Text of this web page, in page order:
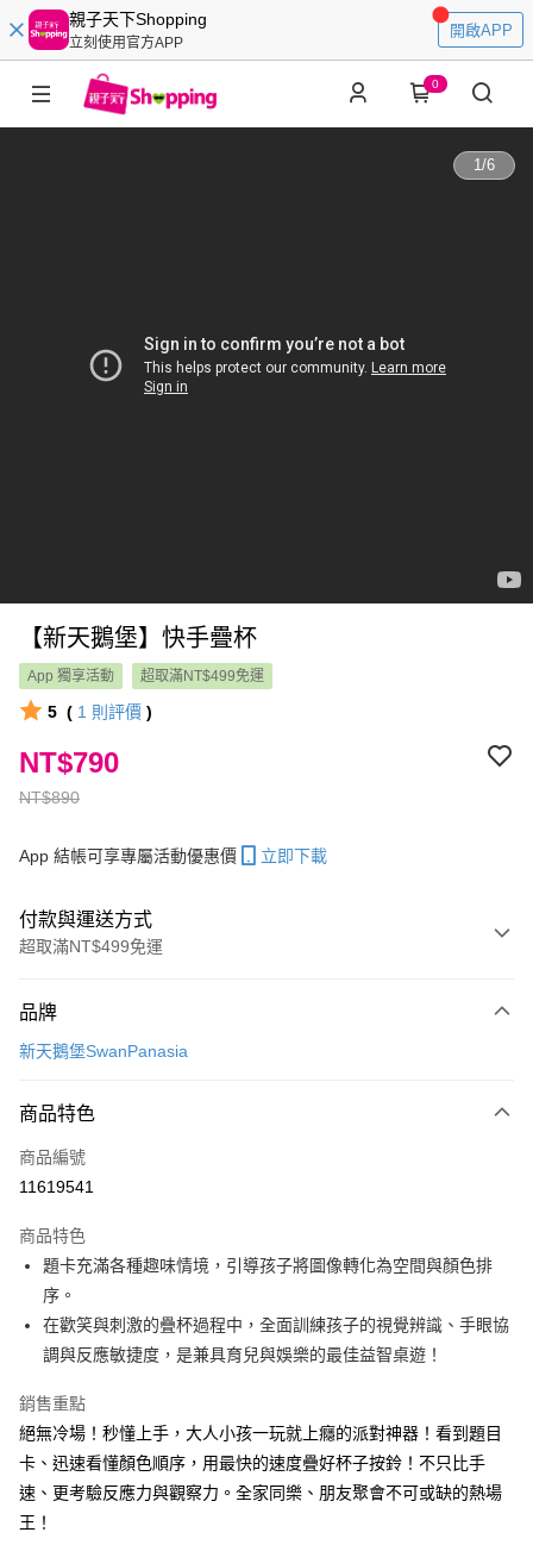
親子天下Shopping
立刻使用官方APP
開啟APP
0
1/6
【新天鵝堡】快手疊杯
App 獨享活動 超取滿NT$499免運
5 ( 1 則評價 )
NT$890
NT$790
App 結帳可享專屬活動優惠價 立即下載
付款與運送方式
超取滿NT$499免運
信用卡一次付款
Apple Pay
大哥付你分期
相關說明
1.本服務由台灣大哥大提供，台灣大哥大用戶可立即使用無須另外申請。
2.付款方式選擇「大哥付你分期」，訂單成立後會自動跳轉到大哥付的交易
流程，驗證手機門號後，選擇欲分期的期數、繳款截止日，確認付款後即完
成交易。
3.實際核准額度、可分期數及費用金額請依後續交易確認頁面所載為準。
4.訂單成立30分鐘內，如未前往確認交易或遇審核未通過，訂單將自動取
消。如遇「轉專審核」未通過狀況，表示未達大哥付你分期系統評分，恕無
【繳款方式說明】
1.分期款項不併入電信帳單，「大哥付你分期」於每月結算日後寄送繳費提
2.透過簡訊連結打開帳單後，可選擇「超商條碼／台灣大直營門市／銀行轉
帳／街口支付／iPASS MONEY」等通路繳費。
AFTEE先享後付
相關說明
【關於「AFTEE先享後付」】
便利好安心！
１．簡單：不需註冊會員、不需綁卡、不需儲值。
３．安心：先確認商品／服務後，再付款。
【「AFTEE先享後付」結帳流程】
１．於結帳方式選擇「AFTEE先享後付」後，將跳轉至「AFTEE先享後付」
結帳頁面，進行簡訊認證並確認金額後，即可完成結帳。
２．訂單成立數日內，您將收到繳費通知簡訊。
３．收到繳費通知簡訊後14天內，點擊此簡訊中的連結，可透過四大超商／
ATM付款
運送方式
付款後全家取貨｜8/8-8/14運費優惠，結帳滿499即享免運。
每筆NT$70，滿NT$499(含以上)免運費
每筆NT$70，滿NT$800(含以上)免運費
品牌
新天鵝堡SwanPanasia
商品特色
商品編號
11619541
商品特色
題卡充滿各種趣味情境，引導孩子將圖像轉化為空間與顏色排
序。
在歡笑與刺激的疊杯過程中，全面訓練孩子的視覺辨識、手眼協
調與反應敏捷度，是兼具育兒與娛樂的最佳益智桌遊！
銷售重點
絕無冷場！秒懂上手，大人小孩一玩就上癮的派對神器！看到題目
卡、迅速看懂顏色順序，用最快的速度疊好杯子按鈴！不只比手
速、更考驗反應力與觀察力。全家同樂、朋友聚會不可或缺的熱場
王！